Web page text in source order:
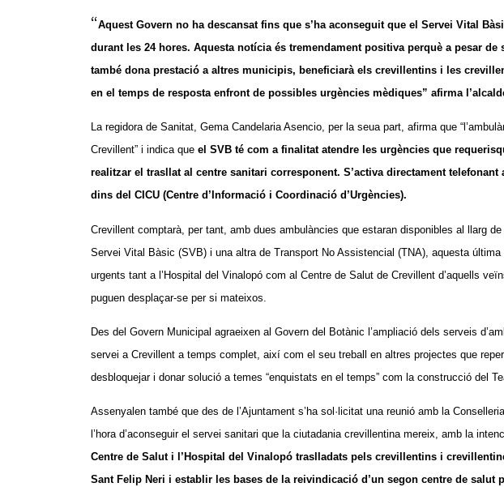
“Aquest Govern no ha descansat fins que s’ha aconseguit que el Servei Vital
durant les 24 hores. Aquesta notícia és tremendament positiva perquè a pesar
també dona prestació a altres municipis, beneficiarà els crevillentins i les
en el temps de resposta enfront de possibles urgències mèdiques” afirma
La regidora de Sanitat, Gema Candelaria Asencio, per la seua part, afirma que
Crevillent” i indica que el SVB té com a finalitat atendre les urgències que
realitzar el trasllat al centre sanitari corresponent. S’activa directament telefonant
dins del CICU (Centre d’Informació i Coordinació d’Urgències).
Crevillent comptarà, per tant, amb dues ambulàncies que estaran disponibles al llarg
Servei Vital Bàsic (SVB) i una altra de Transport No Assistencial (TNA), aquesta
urgents tant a l’Hospital del Vinalopó com al Centre de Salut de Crevillent d’aquells
puguen desplaçar-se per si mateixos.
Des del Govern Municipal agraeixen al Govern del Botànic l’ampliació dels serveis
servei a Crevillent a temps complet, així com el seu treball en altres projectes que
desbloquejar i donar solució a temes “enquistats en el temps” com la construcció del
Assenyalen també que des de l’Ajuntament s’ha sol·licitat una reunió amb la
l’hora d’aconseguir el servei sanitari que la ciutadania crevillentina mereix, amb la
Centre de Salut i l’Hospital del Vinalopó traslladats pels crevillentins i
Sant Felip Neri i establir les bases de la reivindicació d’un segon centre de salut